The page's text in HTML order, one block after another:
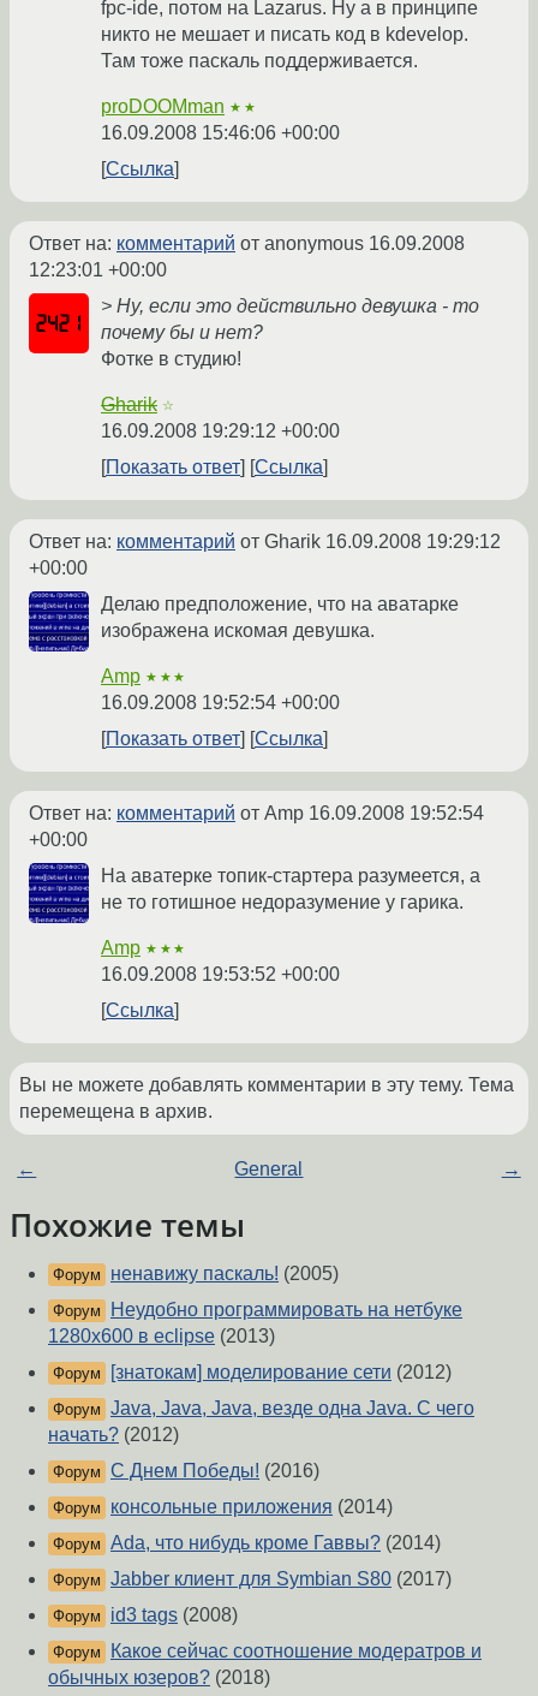
fpc-ide, потом на Lazarus. Ну а в принципе
никто не мешает и писать код в kdevelop.
Там тоже паскаль поддерживается.
proDOOMman ★★
16.09.2008 15:46:06 +00:00
Ссылка
Ответ на: комментарий от anonymous 16.09.2008
12:23:01 +00:00
> Ну, если это действильно девушка - то
почему бы и нет?
Фотке в студию!
Gharik ☆
16.09.2008 19:29:12 +00:00
Показать ответ
Ссылка
Ответ на: комментарий от Gharik 16.09.2008 19:29:12
+00:00
Делаю предположение, что на аватарке
изображена искомая девушка.
Amp ★★★
16.09.2008 19:52:54 +00:00
Показать ответ
Ссылка
Ответ на: комментарий от Amp 16.09.2008 19:52:54
+00:00
На аватерке топик-стартера разумеется, а
не то готишное недоразумение у гарика.
Amp ★★★
16.09.2008 19:53:52 +00:00
Ссылка
Вы не можете добавлять комментарии в эту тему. Тема
перемещена в архив.
← General →
Похожие темы
Форум ненавижу паскаль! (2005)
Форум
Неудобно программировать на нетбуке
1280х600 в eclipse (2013)
Форум [знатокам] моделирование сети (2012)
Форум Java, Java, Java, везде одна Java. С чего
начать? (2012)
Форум С Днем Победы! (2016)
Форум консольные приложения (2014)
Форум Ada, что нибудь кроме Гаввы? (2014)
Форум Jabber клиент для Symbian S80 (2017)
Форум id3 tags (2008)
Форум
Какое сейчас соотношение модератров и
обычных юзеров? (2018)